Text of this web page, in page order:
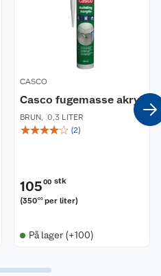
CASCO
Casco fugemasse akryl
BRUN, 0,3 LITER
☆☆☆☆☆ (2)
105 00 stk
(350 00 per liter)
På lager (+100)